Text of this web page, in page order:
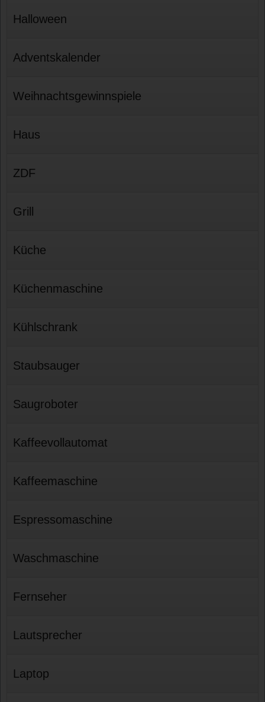
Halloween
Adventskalender
Weihnachtsgewinnspiele
Haus
ZDF
Grill
Küche
Küchenmaschine
Kühlschrank
Staubsauger
Saugroboter
Kaffeevollautomat
Kaffeemaschine
Espressomaschine
Waschmaschine
Fernseher
Lautsprecher
Laptop